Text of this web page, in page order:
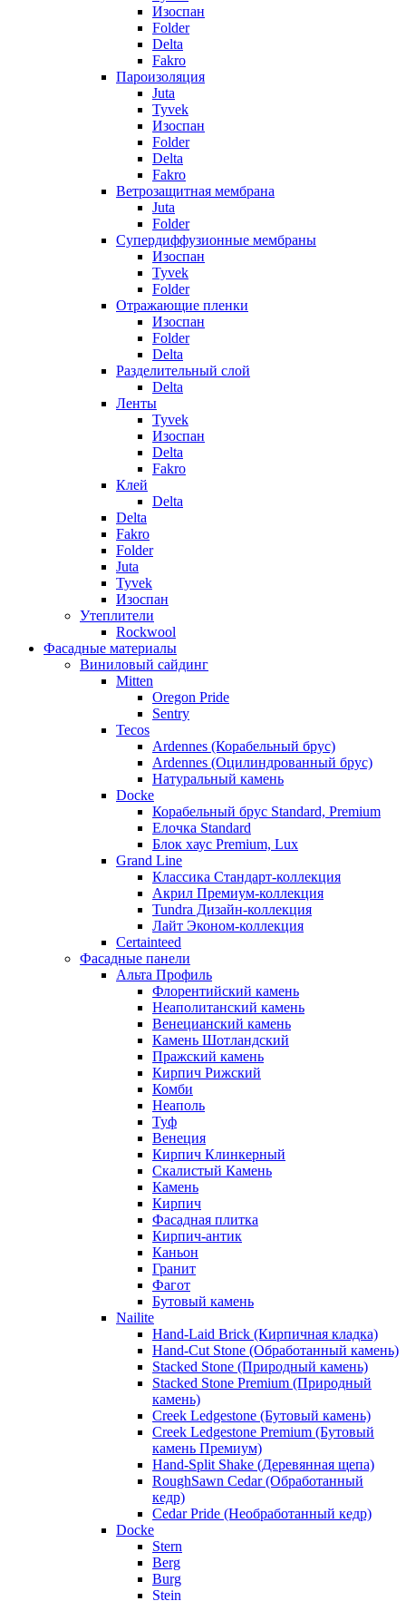
Изоспан
Folder
Delta
Fakro
Пароизоляция
Juta
Tyvek
Изоспан
Folder
Delta
Fakro
Ветрозащитная мембрана
Juta
Folder
Супердиффузионные мембраны
Изоспан
Tyvek
Folder
Отражающие пленки
Изоспан
Folder
Delta
Разделительный слой
Delta
Ленты
Tyvek
Изоспан
Delta
Fakro
Клей
Delta
Delta
Fakro
Folder
Juta
Tyvek
Изоспан
Утеплители
Rockwool
Фасадные материалы
Виниловый сайдинг
Mitten
Oregon Pride
Sentry
Tecos
Ardennes (Корабельный брус)
Ardennes (Оцилиндрованный брус)
Натуральный камень
Docke
Корабельный брус Standard, Premium
Елочка Standard
Блок хаус Premium, Lux
Grand Line
Классика Стандарт-коллекция
Акрил Премиум-коллекция
Tundra Дизайн-коллекция
Лайт Эконом-коллекция
Certainteed
Фасадные панели
Альта Профиль
Флорентийский камень
Неаполитанский камень
Венецианский камень
Камень Шотландский
Пражский камень
Кирпич Рижский
Комби
Неаполь
Туф
Венеция
Кирпич Клинкерный
Скалистый Камень
Камень
Кирпич
Фасадная плитка
Кирпич-антик
Каньон
Гранит
Фагот
Бутовый камень
Nailite
Hand-Laid Brick (Кирпичная кладка)
Hand-Cut Stone (Обработанный камень)
Stacked Stone (Природный камень)
Stacked Stone Premium (Природный
камень)
Creek Ledgestone (Бутовый камень)
Creek Ledgestone Premium (Бутовый
камень Премиум)
Hand-Split Shake (Деревянная щепа)
RoughSawn Cedar (Обработанный
кедр)
Cedar Pride (Необработанный кедр)
Docke
Stern
Berg
Burg
Stein